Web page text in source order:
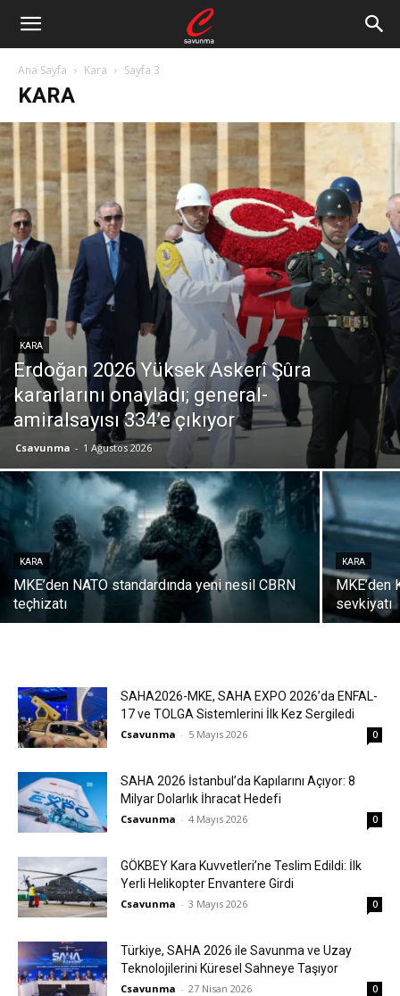
Ana Sayfa Kara Sayfa 3
KARA
KARA
Erdoğan 2026 Yüksek Askerî Şûra
kararlarını onayladı; general-
amiralsayısı 334’e çıkıyor
Csavunma - 1 Ağustos 2026
KARA
MKE’den NATO standardında yeni nesil CBRN
teçhizatı
KARA
MKE’den
sevkiyatı
SAHA2026-MKE, SAHA EXPO 2026’da ENFAL-
17 ve TOLGA Sistemlerini İlk Kez Sergiledi
Csavunma - 5 Mayıs 2026 0
SAHA 2026 İstanbul’da Kapılarını Açıyor: 8
Milyar Dolarlık İhracat Hedefi
Csavunma - 4 Mayıs 2026 0
GÖKBEY Kara Kuvvetleri’ne Teslim Edildi: İlk
Yerli Helikopter Envantere Girdi
Csavunma - 3 Mayıs 2026 0
Türkiye, SAHA 2026 ile Savunma ve Uzay
Teknolojilerini Küresel Sahneye Taşıyor
Csavunma - 27 Nisan 2026 0